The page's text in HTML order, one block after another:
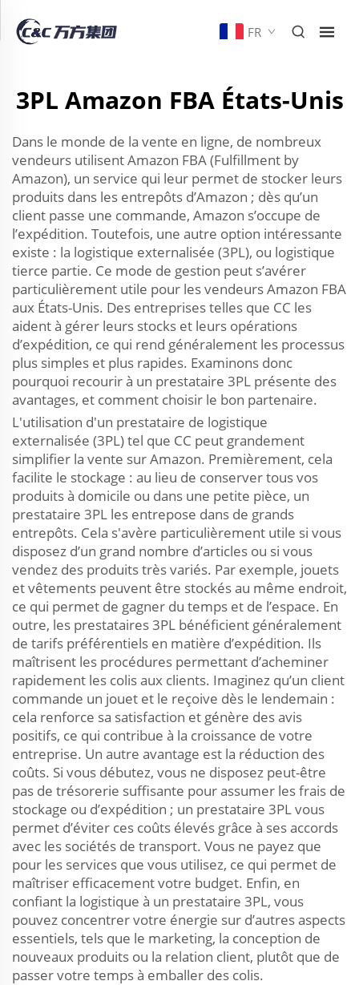
FR
3PL Amazon FBA États-Unis
Dans le monde de la vente en ligne, de nombreux
vendeurs utilisent Amazon FBA (Fulfillment by
Amazon), un service qui leur permet de stocker leurs
produits dans les entrepôts d’Amazon ; dès qu’un
client passe une commande, Amazon s’occupe de
l’expédition. Toutefois, une autre option intéressante
existe : la logistique externalisée (3PL), ou logistique
tierce partie. Ce mode de gestion peut s’avérer
particulièrement utile pour les vendeurs Amazon FBA
aux États-Unis. Des entreprises telles que CC les
aident à gérer leurs stocks et leurs opérations
d’expédition, ce qui rend généralement les processus
plus simples et plus rapides. Examinons donc
pourquoi recourir à un prestataire 3PL présente des
avantages, et comment choisir le bon partenaire.
L'utilisation d'un prestataire de logistique
externalisée (3PL) tel que CC peut grandement
simplifier la vente sur Amazon. Premièrement, cela
facilite le stockage : au lieu de conserver tous vos
produits à domicile ou dans une petite pièce, un
prestataire 3PL les entrepose dans de grands
entrepôts. Cela s'avère particulièrement utile si vous
disposez d’un grand nombre d’articles ou si vous
vendez des produits très variés. Par exemple, jouets
et vêtements peuvent être stockés au même endroit,
ce qui permet de gagner du temps et de l’espace. En
outre, les prestataires 3PL bénéficient généralement
de tarifs préférentiels en matière d’expédition. Ils
maîtrisent les procédures permettant d’acheminer
rapidement les colis aux clients. Imaginez qu’un client
commande un jouet et le reçoive dès le lendemain :
cela renforce sa satisfaction et génère des avis
positifs, ce qui contribue à la croissance de votre
entreprise. Un autre avantage est la réduction des
coûts. Si vous débutez, vous ne disposez peut-être
pas de trésorerie suffisante pour assumer les frais de
stockage ou d’expédition ; un prestataire 3PL vous
permet d’éviter ces coûts élevés grâce à ses accords
avec les sociétés de transport. Vous ne payez que
pour les services que vous utilisez, ce qui permet de
maîtriser efficacement votre budget. Enfin, en
confiant la logistique à un prestataire 3PL, vous
pouvez concentrer votre énergie sur d’autres aspects
essentiels, tels que le marketing, la conception de
nouveaux produits ou la relation client, plutôt que de
passer votre temps à emballer des colis.